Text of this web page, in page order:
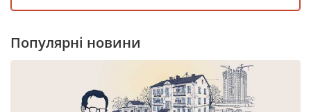
Популярні новини